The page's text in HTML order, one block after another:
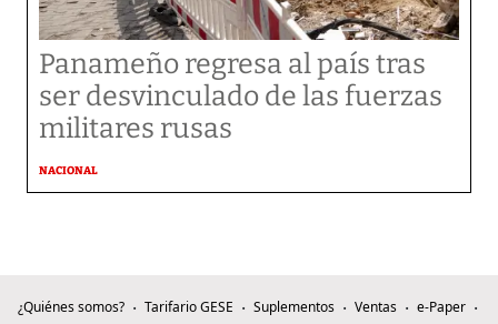
Panameño regresa al país tras
ser desvinculado de las fuerzas
militares rusas
NACIONAL
¿Quiénes somos? Tarifario GESE Suplementos Ventas
e-Paper